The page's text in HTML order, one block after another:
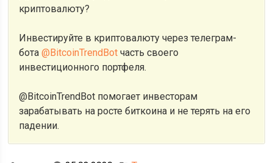
криптовалюту?
Инвестируйте в криптовалюту через телеграм-
бота@BitcoinTrendBot часть своего
инвестиционного портфеля.
@BitcoinTrendBot помогает инвесторам
зарабатывать на росте биткоина и не терять на его
падении.